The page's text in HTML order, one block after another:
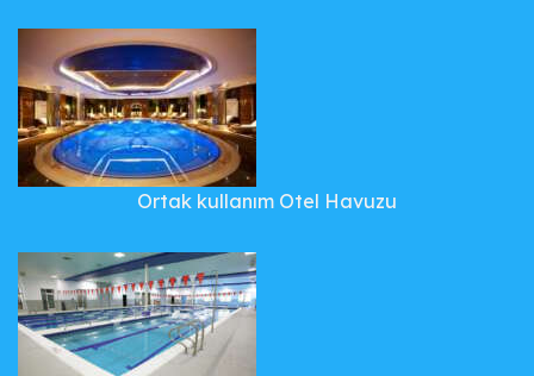
Ortak kullanım Otel Havuzu